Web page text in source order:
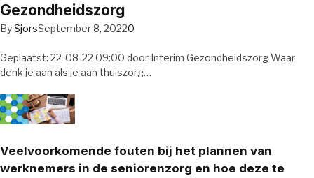
Gezondheidszorg
BySjorsSeptember 8, 20220
Geplaatst: 22-08-22 09:00 door Interim Gezondheidszorg Waar
denk je aan als je aan thuiszorg…
Veelvoorkomende fouten bij het plannen van
werknemers in de seniorenzorg en hoe deze te